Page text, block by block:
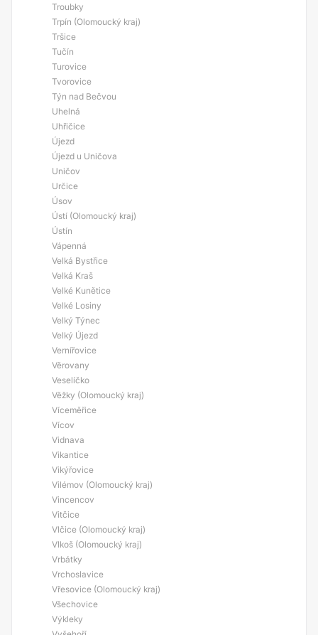
Troubky
Trpín (Olomoucký kraj)
Tršice
Tučín
Turovice
Tvorovice
Týn nad Bečvou
Uhelná
Uhřičice
Újezd
Újezd u Uničova
Uničov
Určice
Úsov
Ústí (Olomoucký kraj)
Ústín
Vápenná
Velká Bystřice
Velká Kraš
Velké Kunětice
Velké Losiny
Velký Týnec
Velký Újezd
Vernířovice
Věrovany
Veselíčko
Věžky (Olomoucký kraj)
Víceměřice
Vícov
Vidnava
Vikantice
Vikýřovice
Vilémov (Olomoucký kraj)
Vincencov
Vitčice
Vlčice (Olomoucký kraj)
Vlkoš (Olomoucký kraj)
Vrbátky
Vrchoslavice
Vřesovice (Olomoucký kraj)
Všechovice
Výkleky